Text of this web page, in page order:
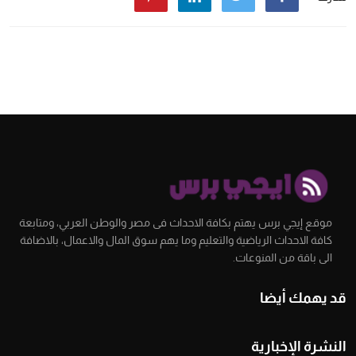
موقع إيجي برس يهتم بكافة الاحداث فى مصر والوطن العربي، ومتابعة
كافة الاحداث الرياضية والتعليم وما يهم سوق المال والاعمال، بالاضافة
الى باقة من المنوعات.
قد يهمك أيضا
النشرة الإخبارية